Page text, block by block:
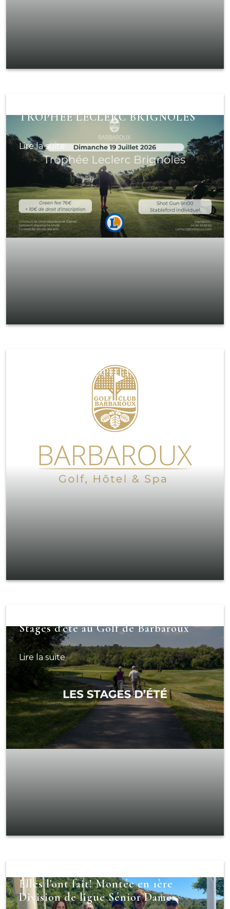
TROPHEE LECLERC BRIGNOLES
Lire la suite
MID AM & TROPHEE SENIORS
Stages d'été au Golf de Barbaroux
Lire la suite
Elles l'ont fait! Montée en 1ère
Division de ligue Sénior Dames